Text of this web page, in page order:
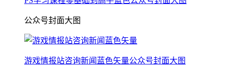
公众号封面大图
游戏情报站咨询新闻蓝色矢量公众号封面大图